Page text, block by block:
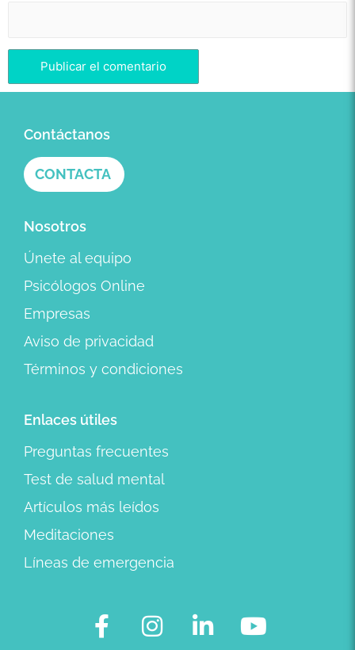
Contáctanos
CONTACTA
Nosotros
Únete al equipo
Psicólogos Online
Empresas
Aviso de privacidad
Términos y condiciones
Enlaces útiles
Preguntas frecuentes
Test de salud mental
Artículos más leídos
Meditaciones
Líneas de emergencia